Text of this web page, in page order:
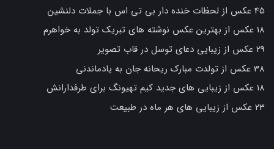
45 عکس از لحظات خنده دار بی تی اس با جملات دلنشین
18 عکس از بهترین عکس نوشته های تبریک تولد به خواهرم
29 عکس از زیبایی دعای توسل در قاب تصویر
38 عکس از تولدت مبارک ریحانه جان به یادماندنی
18 عکس از زیبایی های جدید کیم تهیونگ برای طرفدارانش
23 عکس از زیبایی های هر ماه در طبیعت